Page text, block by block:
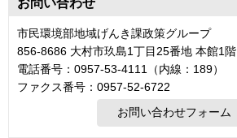
市民環境部地域げんき課政策グループ
856-8686 大村市玖島1丁目25番地 本館1階
電話番号：0957-53-4111（内線：189）
ファクス番号：0957-52-6722